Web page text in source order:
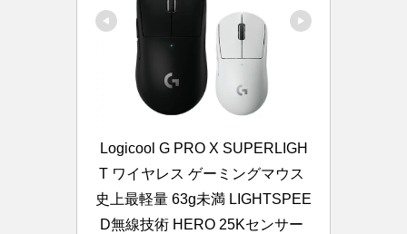
Logicool G PRO X SUPERLIGH
T ワイヤレス ゲーミングマウス
史上最軽量 63g未満 LIGHTSPEE
D無線技術 HERO 25Kセンサー